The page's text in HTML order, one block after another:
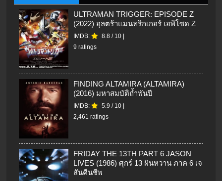
ULTRAMAN TRIGGER: EPISODE Z
(2022) อุลตร้าแมนทริกเกอร์ เอพิโซด Z
IMDB: 8.8 / 10
9 ratings
FINDING ALTAMIRA (ALTAMIRA)
(2016) มหาสมบัติถ้ำพันปี
IMDB: 5.9 / 10
2,461 ratings
FRIDAY THE 13TH PART 6 JASON
LIVES (1986) ศุกร์ 13 ฝันหวาน ภาค 6 เจ
สันคืนชีพ